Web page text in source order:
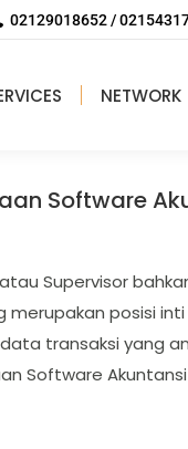
02129018652 /
NETWORK
Software
Supervisor
posisi
transaksi yang
Software